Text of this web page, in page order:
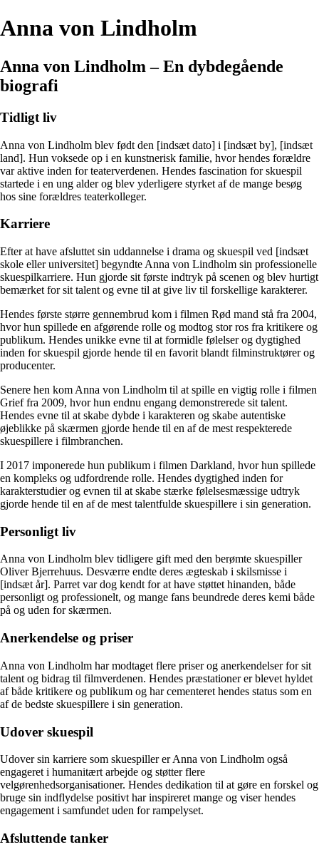
Anna von Lindholm
Anna von Lindholm – En dybdegående
biografi
Tidligt liv
Anna von Lindholm blev født den [indsæt dato] i [indsæt by], [indsæt
land]. Hun voksede op i en kunstnerisk familie, hvor hendes forældre
var aktive inden for teaterverdenen. Hendes fascination for skuespil
startede i en ung alder og blev yderligere styrket af de mange besøg
hos sine forældres teaterkolleger.
Karriere
Efter at have afsluttet sin uddannelse i drama og skuespil ved [indsæt
skole eller universitet] begyndte Anna von Lindholm sin professionelle
skuespilkarriere. Hun gjorde sit første indtryk på scenen og blev hurtigt
bemærket for sit talent og evne til at give liv til forskellige karakterer.
Hendes første større gennembrud kom i filmen Rød mand stå fra 2004,
hvor hun spillede en afgørende rolle og modtog stor ros fra kritikere og
publikum. Hendes unikke evne til at formidle følelser og dygtighed
inden for skuespil gjorde hende til en favorit blandt filminstruktører og
producenter.
Senere hen kom Anna von Lindholm til at spille en vigtig rolle i filmen
Grief fra 2009, hvor hun endnu engang demonstrerede sit talent.
Hendes evne til at skabe dybde i karakteren og skabe autentiske
øjeblikke på skærmen gjorde hende til en af ​​de mest respekterede
skuespillere i filmbranchen.
I 2017 imponerede hun publikum i filmen Darkland, hvor hun spillede
en kompleks og udfordrende rolle. Hendes dygtighed inden for
karakterstudier og evnen til at skabe stærke følelsesmæssige udtryk
gjorde hende til en af ​​de mest talentfulde skuespillere i sin generation.
Personligt liv
Anna von Lindholm blev tidligere gift med den berømte skuespiller
Oliver Bjerrehuus. Desværre endte deres ægteskab i skilsmisse i
[indsæt år]. Parret var dog kendt for at have støttet hinanden, både
personligt og professionelt, og mange fans beundrede deres kemi både
på og uden for skærmen.
Anerkendelse og priser
Anna von Lindholm har modtaget flere priser og anerkendelser for sit
talent og bidrag til filmverdenen. Hendes præstationer er blevet hyldet
af både kritikere og publikum og har cementeret hendes status som en
af ​​de bedste skuespillere i sin generation.
Udover skuespil
Udover sin karriere som skuespiller er Anna von Lindholm også
engageret i humanitært arbejde og støtter flere
velgørenhedsorganisationer. Hendes dedikation til at gøre en forskel og
bruge sin indflydelse positivt har inspireret mange og viser hendes
engagement i samfundet uden for rampelyset.
Afsluttende tanker